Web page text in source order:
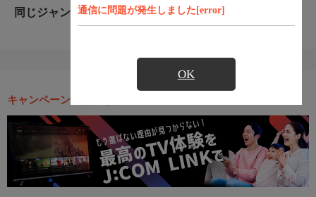
通信に問題が発生しました[error]
OK
同じジャンルのおすすめ番組
キャンペーン・お得な情報